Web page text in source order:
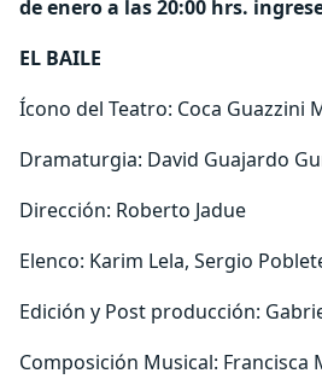
de enero a las 20:00 hrs.
EL BAILE
Ícono del Teatro: Coca Guazzini
Dramaturgia: David Guajardo
Dirección: Roberto Jadue
Elenco: Karim Lela, Sergio
Edición y Post producción:
Composición Musical: Francisca